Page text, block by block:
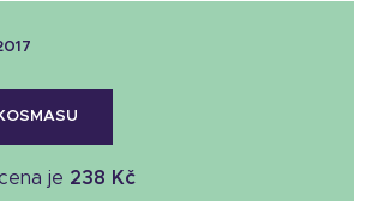
je 238 Kč